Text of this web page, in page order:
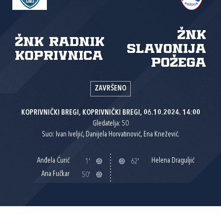
ŽNK Radnik
Koprivnica
ŽNK
Slavonija
Požega
ZAVRŠENO
KOPRIVNIČKI BREGI, KOPRIVNIČKI BREGI, 06.10.2024. 14:00
Gledatelja: 50
Suci: Ivan Iveljić, Danijela Horvatinović, Ena Knežević.
Anđela Ćurić
1'
Ana Fučkar
50'
62' Helena Draguljić